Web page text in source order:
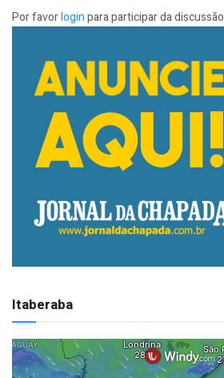
Por favorloginpara participar da discussão
Itaberaba